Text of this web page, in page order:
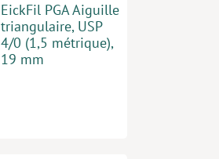
EickFil PGA Aiguille
triangulaire, USP
4/0 (1,5 métrique),
19 mm